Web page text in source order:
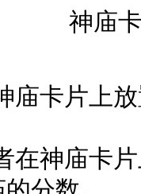
神庙
庙卡片上
在神庙卡